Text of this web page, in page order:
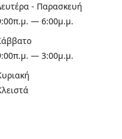
- Παρασκευή
— 6:00μ.μ.
— 3:00μ.μ.